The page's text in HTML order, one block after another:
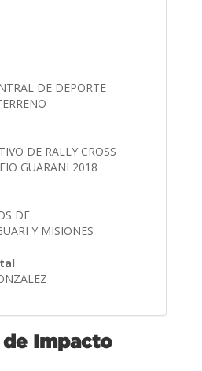
DE DEPORTE
DE RALLY CROSS
GUARANI 2018
DE
Y MISIONES
Impacto